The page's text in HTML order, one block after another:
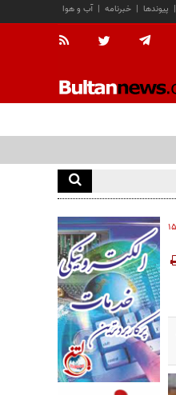
آب و هوا | خبرنامه | پیوندها |